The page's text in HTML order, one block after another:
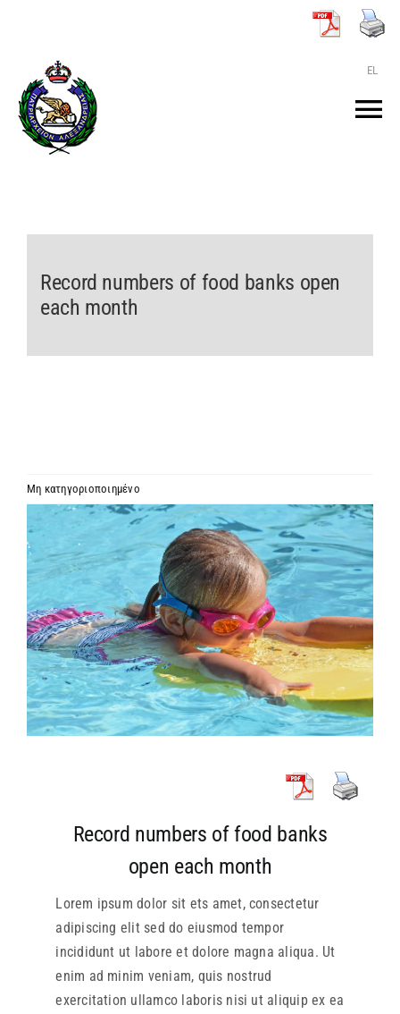
περιεχόμενο
EL
O ΠΑΤΡΙΑΡΧΗΣ
ΤΟ ΠΑΤΡΙΑΡΧΕΙΟ
KEIMENA
MEDIA
ΕΝΗΜΕΡΩΣΗ
ΣΥΝΔΕΣΕΙΣ
Record numbers of food banks open
each month
Μη κατηγοριοποιημένο
Προβολή
μεγαλύτερης
εικόνας
Record numbers of food banks
open each month
Lorem ipsum dolor sit ets amet, consectetur
adipiscing elit sed do eiusmod tempor
incididunt ut labore et dolore magna aliqua. Ut
enim ad minim veniam, quis nostrud
exercitation ullamco laboris nisi ut aliquip ex ea